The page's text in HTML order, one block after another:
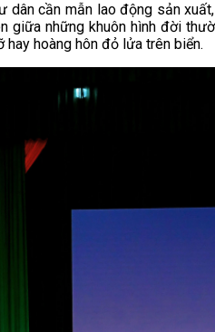
cần mẫn lao động sản
những khuôn hình đời
hoàng hôn đỏ lửa trên biển.